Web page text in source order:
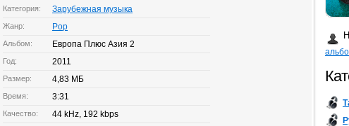
Категория: Зарубежная музыка
Жанр: Pop
Альбом: Европа Плюс Азия 2
Год: 2011
Размер: 4,83 МБ
Время: 3:31
Качество: 44 kHz, 192 kbps